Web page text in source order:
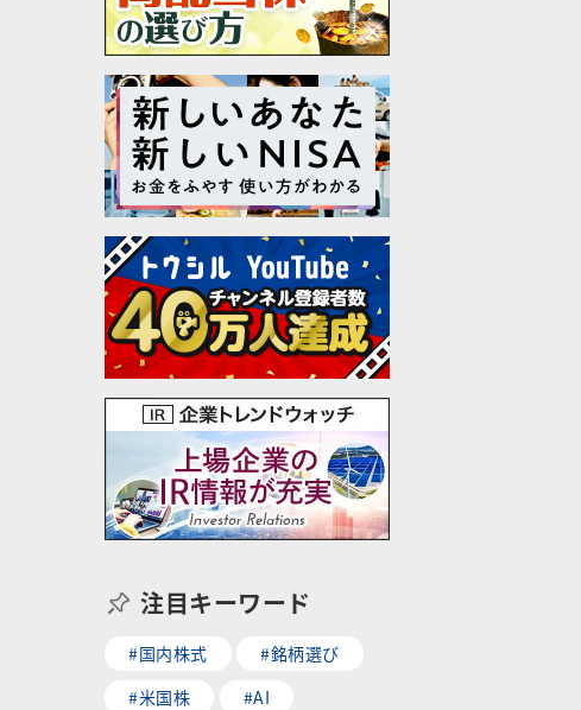
注目キーワード
#国内株式
#銘柄選び
#米国株
#AI